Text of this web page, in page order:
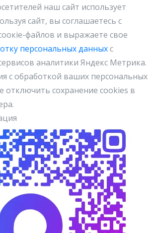
наш сайт использует
сайт, вы соглашаетесь с
файлов и выражаете свое
персональных данныхс
аналитики Яндекс Метрика.
с обработкой ваших персональных
сохранение cookies в